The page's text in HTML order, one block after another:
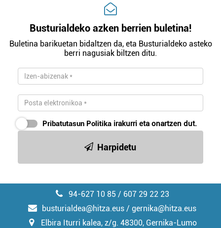
Busturialdeko azken berrien buletina!
Buletina barikuetan bidaltzen da, eta Busturialdeko asteko
berri nagusiak biltzen ditu.
Pribatutasun Politika irakurri eta onartzen dut.
Harpidetu
94-627 10 85 / 607 29 22 23
busturialdea@hitza.eus / gernika@hitza.eus
Elbira Iturri kalea, z/g. 48300, Gernika-Lumo